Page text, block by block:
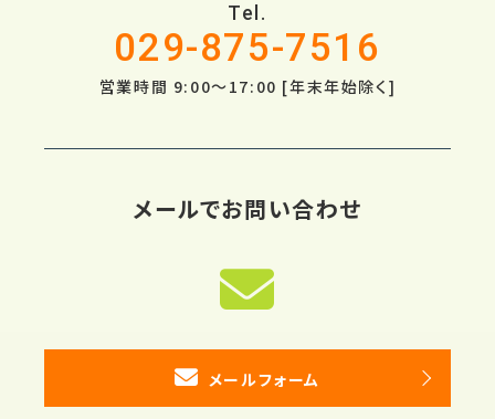
Tel.
029-875-7516
営業時間 9:00～17:00 [年末年始除く]
メールでお問い合わせ
メールフォーム